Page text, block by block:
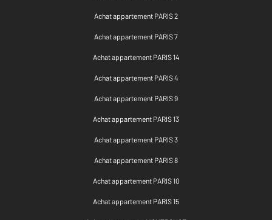
Achat appartement PARIS 2
Achat appartement PARIS 7
Achat appartement PARIS 14
Achat appartement PARIS 4
Achat appartement PARIS 9
Achat appartement PARIS 13
Achat appartement PARIS 3
Achat appartement PARIS 8
Achat appartement PARIS 10
Achat appartement PARIS 15